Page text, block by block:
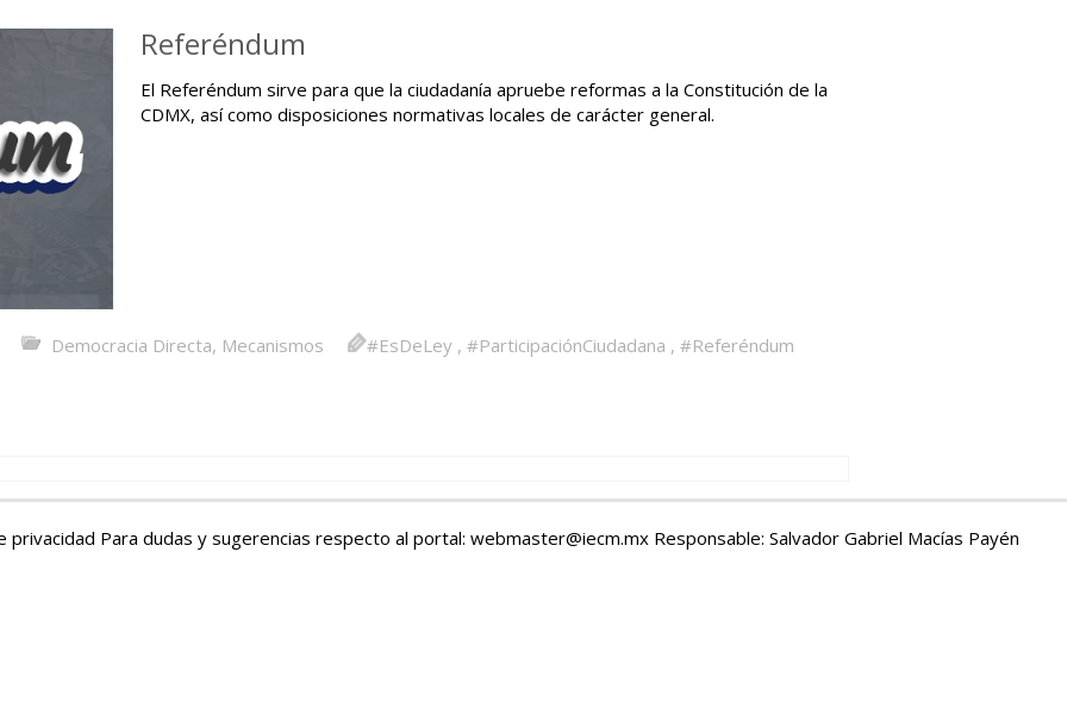
Referéndum
El Referéndum sirve para que la ciudadanía apruebe reformas a la Constitución de la
CDMX, así como disposiciones normativas locales de carácter general.
Democracia Directa, Mecanismos #EsDeLey , #ParticipaciónCiudadana , #Referéndum
privacidad Para dudas y sugerencias respecto al portal: webmaster@iecm.mx Responsable: Salvador Gabriel Macías Payén